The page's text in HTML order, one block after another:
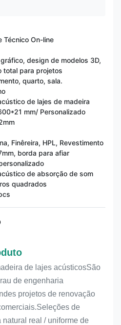
Técnico On-line
design de modelos 3D,
total para projetos
quarto, sala.
de lajes de madeira
mm/ Personalizado
Finêreira, HPL, Revestimento
borda para afiar
de absorção de som
quadrados
de lajes acústicosSão
de engenharia
projetos de renovação
de
real / uniforme de